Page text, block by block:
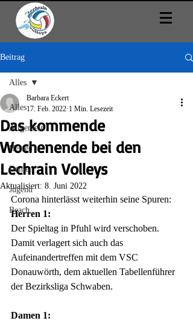
Beitrag
Alles
Allgemein
Herren
Damen
Jugend
Beach
Alles
Das kommende
Wochenende bei den
Lechrain Volleys
Barbara Eckert
17. Feb. 2022 1 Min. Lesezeit
Aktualisiert: 8. Juni 2022
Corona hinterlässt weiterhin seine Spuren:
Herren 1:
Der Spieltag in Pfuhl wird verschoben.
Damit verlagert sich auch das
Aufeinandertreffen mit dem VSC
Donauwörth, dem aktuellen Tabellenführer
der Bezirksliga Schwaben.
Damen 1: